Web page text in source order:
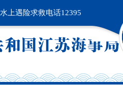
水上遇险求救电话12395